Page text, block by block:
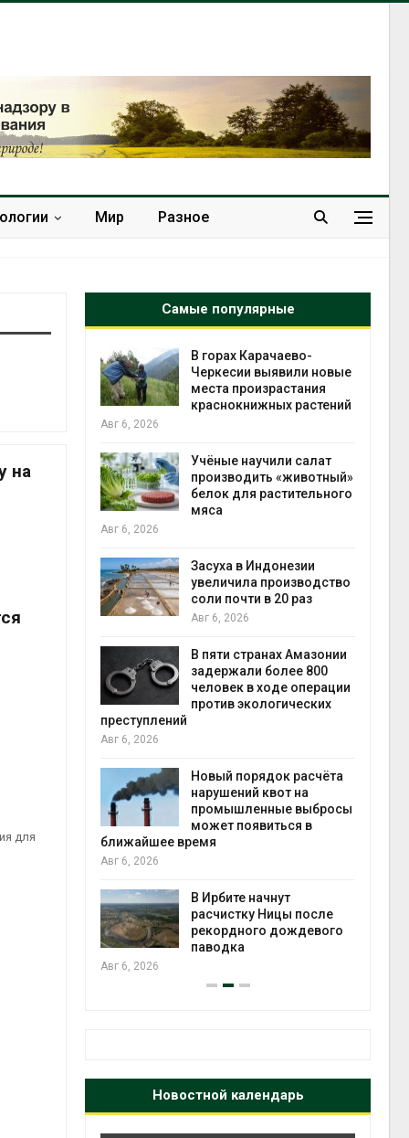
Мир Разное
на
для
Самые популярные
засух,
В горах Карачаево-
Черкесии выявили новые
места произрастания
краснокнижных растений
Авг 6, 2026
Учёные научили салат
производить «животный»
белок для растительного
мяса
Авг 6, 2026
Засуха в Индонезии
увеличила производство
соли почти в 20 раз
Авг 6, 2026
В пяти странах Амазонии
задержали более 800
человек в ходе операции
против экологических
преступлений
Авг 6, 2026
Новый порядок расчёта
нарушений квот на
промышленные выбросы
может появиться в
ближайшее время
Авг 6, 2026
В Ирбите начнут
расчистку Ницы после
рекордного дождевого
паводка
Авг 6, 2026
Новостной календарь